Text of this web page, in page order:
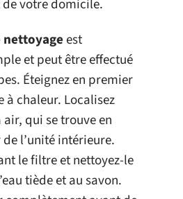
de votre domicile.
nettoyageest
et peut être effectué
Éteignez en premier
à chaleur. Localisez
qui se trouve en
l’unité intérieure.
le filtre et nettoyez-le
tiède et au savon.